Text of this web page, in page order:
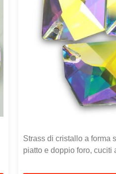
Strass di cristallo a forma
piatto e doppio foro, cuciti